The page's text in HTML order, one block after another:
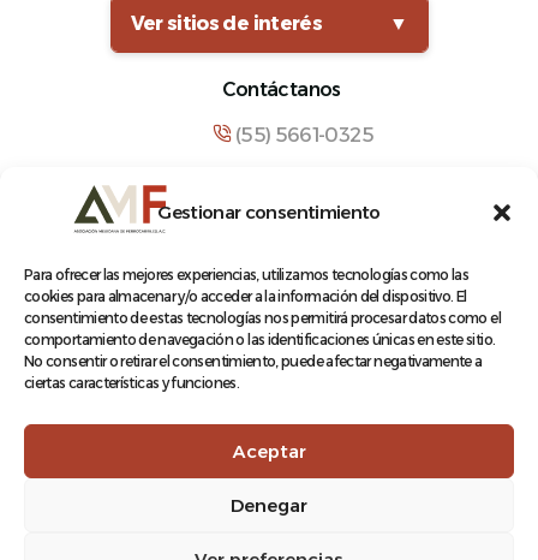
Gestionar consentimiento
Para ofrecer las mejores experiencias, utilizamos tecnologías como las
cookies para almacenar y/o acceder a la información del dispositivo. El
consentimiento de estas tecnologías nos permitirá procesar datos como el
comportamiento de navegación o las identificaciones únicas en este sitio.
No consentir o retirar el consentimiento, puede afectar negativamente a
ciertas características y funciones.
Aceptar
Denegar
Ver sitios de interés
▼
Contáctanos
(55) 5661-0325
Manuel María Contreras 133, Cuauhtémoc,